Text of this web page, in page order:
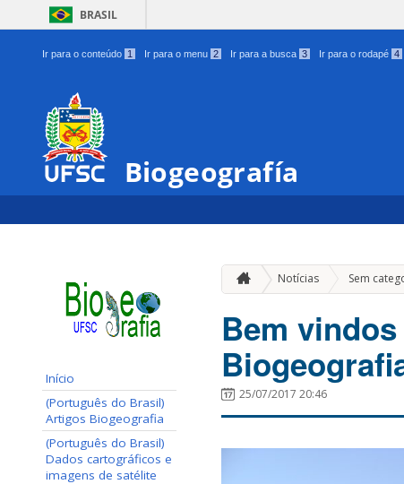
BRASIL
Ir para o conteúdo 1 Ir para o menu 2 Ir para a busca 3 Ir para o rodapé 4
Biogeografía
Início
(Português do Brasil)
Artigos Biogeografia
(Português do Brasil)
Dados cartográficos e
imagens de satélite
Notícias Sem
Bem
25/07/2017 20:46